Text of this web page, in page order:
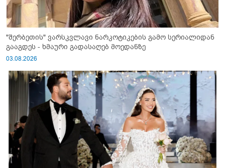
"შერბეთის" ვარსკვლავი ნარკოტიკების გამო სერიალიდან
გააგდეს - ხმაური გადასაღებ მოედანზე
03.08.2026